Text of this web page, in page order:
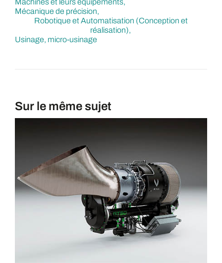
Machines et leurs équipements
Mécanique de précision
Robotique et Automatisation (Conception et
réalisation)
Usinage, micro-usinage
Sur le même sujet